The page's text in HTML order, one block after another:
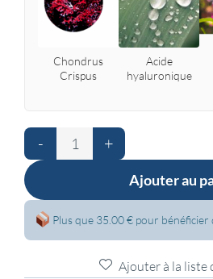
Chondrus
Crispus
Acide
hyaluronique
- +
Ajouter au
Plus que 35.00 € pour
Ajouter à la liste